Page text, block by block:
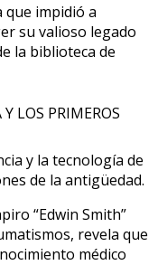
que impidió a
su valioso legado
la biblioteca de
y la tecnología de
de la antigüedad.
“Edwin Smith”
revela que
médico